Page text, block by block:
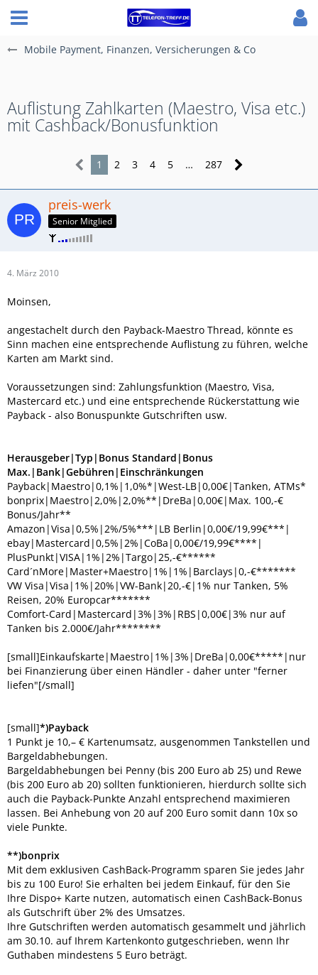
Mobile Payment, Finanzen, Versicherungen & Co
Auflistung Zahlkarten (Maestro, Visa etc.)
mit Cashback/Bonusfunktion
1 2 3 4 5 … 287
preis-werk
Senior Mitglied
4. März 2010
Moinsen,
angestachelt durch den Payback-Maestro Thread, könnte es
Sinn machen eine entsprechende Auflistung zu führen, welche
Karten am Markt sind.
Voraussetzungen sind: Zahlungsfunktion (Maestro, Visa,
Mastercard etc.) und eine entsprechende Rückerstattung wie
Payback - also Bonuspunkte Gutschriften usw.
Herausgeber|Typ|Bonus Standard|Bonus
Max.|Bank|Gebühren|Einschränkungen
Payback|Maestro|0,1%|1,0%*|West-LB|0,00€|Tanken, ATMs*
bonprix|Maestro|2,0%|2,0%**|DreBa|0,00€|Max. 100,-€
Bonus/Jahr**
Amazon|Visa|0,5%|2%/5%***|LB Berlin|0,00€/19,99€***|
ebay|Mastercard|0,5%|2%|CoBa|0,00€/19,99€****|
PlusPunkt|VISA|1%|2%|Targo|25,-€******
Card´nMore|Master+Maestro|1%|1%|Barclays|0,-€*******
VW Visa|Visa|1%|20%|VW-Bank|20,-€|1% nur Tanken, 5%
Reisen, 20% Europcar*******
Comfort-Card|Mastercard|3%|3%|RBS|0,00€|3% nur auf
Tanken bis 2.000€/Jahr********
[small]Einkaufskarte|Maestro|1%|3%|DreBa|0,00€*****|nur
bei Finanzierung über einen Händler - daher unter "ferner
liefen"[/small]
[small]*)Payback
1 Punkt je 10,– € Kartenumsatz, ausgenommen Tankstellen und
Bargeldabhebungen.
Bargeldabhebungen bei Penny (bis 200 Euro ab 25) und Rewe
(bis 200 Euro ab 20) sollten funktionieren, hierdurch sollte sich
auch die Payback-Punkte Anzahl entsprechend maximieren
lassen. Bei Anhebung von 20 auf 200 Euro somit dann 10x so
viele Punkte.
**)bonprix
Mit dem exklusiven CashBack-Programm sparen Sie jedes Jahr
bis zu 100 Euro! Sie erhalten bei jedem Einkauf, für den Sie
Ihre Dispo+ Karte nutzen, automatisch einen CashBack-Bonus
als Gutschrift über 2% des Umsatzes.
Ihre Gutschriften werden automatisch gesammelt und jährlich
am 30.10. auf Ihrem Kartenkonto gutgeschrieben, wenn Ihr
Guthaben mindestens 5 Euro beträgt.